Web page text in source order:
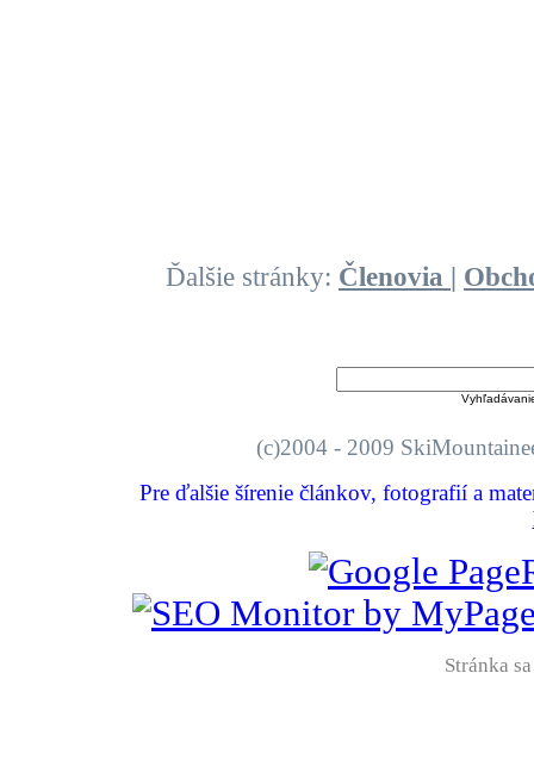
Ďalšie stránky: Členovia |
(c)2004 - 2009
Pre ďalšie šírenie článkov, fotografií a
Stránka